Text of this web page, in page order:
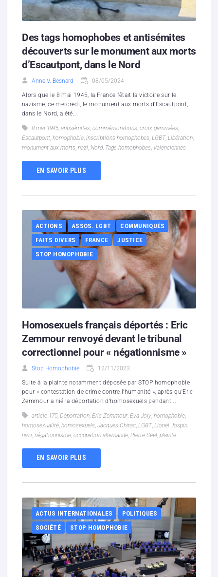
Des tags homophobes et antisémites
découverts sur le monument aux morts
d’Escautpont, dans le Nord
Anne V. Besnard 08/05/2024
Alors que le 8 mai 1945, la France fêtait la victoire sur le
nazisme, ce mercredi, le monument aux morts d'Escautpont,
dans le Nord, a été...
8 mai 1945, antisémites, commémorations, croix gammées,
Escautpont, homophobie, inscriptions homophobes, LGBT, Libération,
monument aux morts, nazi, Nord, Tags homophobes, Valenciennes
EN SAVOIR PLUS
ACTIONS ASSOS. LGBT
COMMUNIQUÉS
FAITS DIVERS
FRANCE
JUSTICE
STOP HOMOPHOBIE
Homosexuels français déportés : Eric
Zemmour renvoyé devant le tribunal
correctionnel pour « négationnisme »
Stop Homophobie 12/11/2023
Suite à la plainte notamment déposée par STOP homophobie
pour « contestation de crime contre l'humanité », après qu'Eric
Zemmour a nié la déportation d’homosexuels pendant...
article 175, Déportation, Eric Zemmour, Eva Joly, homophobie,
homosexualité, homosexuels, Jacques Chirac, LGBT, Lionel Jospin,
nazi, négationnisme, occupation allemande, Pierre Seel, plainte
EN SAVOIR PLUS
ACTUS INTERNATIONALES
POLITIQUES
SOCIÉTÉ
STOP HOMOPHOBIE